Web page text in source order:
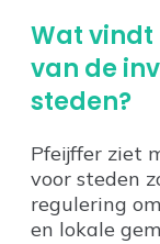
Wat vindt
van de
steden?
Pfeijffer ziet
voor steden
regulering
en lokale